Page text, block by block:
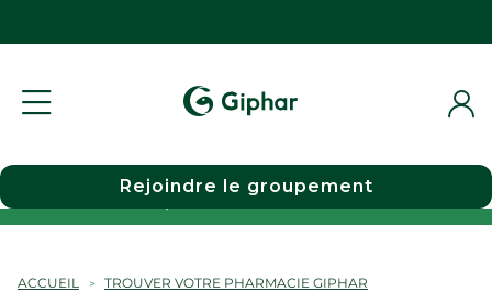
Choisir une pharmacie
Rejoindre le groupement
ACCUEIL
TROUVER VOTRE PHARMACIE GIPHAR